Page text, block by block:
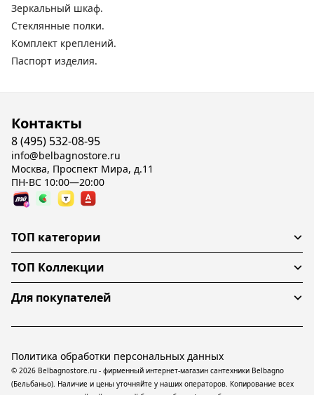
Зеркальный шкаф.
Стеклянные полки.
Комплект креплений.
Паспорт изделия.
Контакты
8 (495) 532-08-95
info@belbagnostore.ru
Москва, Проспект Мира, д.11
ПН-ВС 10:00—20:00
ТОП категории
ТОП Коллекции
Для покупателей
© 2026 Belbagnostore.ru - фирменный интернет-магазин сантехники Belbagno
(Бельбаньо). Наличие и цены уточняйте у наших операторов. Копирование всех
Политика обработки персональных данных